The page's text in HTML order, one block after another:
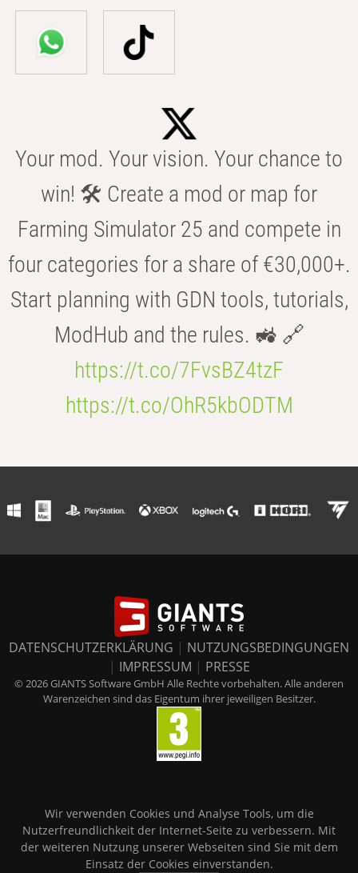
Your mod. Your vision. Your chance to
win! 🛠️ Create a mod or map for
Farming Simulator 25 and compete in
four categories for a share of €30,000+.
Start planning with GDN tools, tutorials,
ModHub and the rules. 🚜 🔗
https://t.co/7FvsBZ4tzF
https://t.co/OhR5kbODTM
DATENSCHUTZERKLÄRUNG | NUTZUNGSBEDINGUNGEN
| IMPRESSUM | PRESSE
© 2026 GIANTS Software GmbH Alle Rechte vorbehalten. Alle anderen
Warenzeichen sind das Eigentum ihrer jeweiligen Besitzer.
Wir verwenden Cookies und Analyse Tools, um die
Nutzerfreundlichkeit der Internet-Seite zu verbessern. Mit
der weiteren Nutzung unserer Webseiten sind Sie mit dem
Einsatz der Cookies einverstanden.